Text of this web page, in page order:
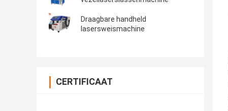
Draagbare handheld
lasersweismachine
CERTIFICAAT